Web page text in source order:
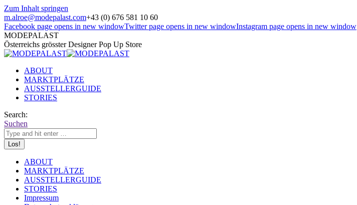
Zum Inhalt springen
m.alroe@modepalast.com+43 (0) 676 581 10 60
Facebook page opens in new windowTwitter page opens in new windowInstagram page opens in new window
MODEPALAST
Österreichs grösster Designer Pop Up Store
ABOUT
MARKTPLÄTZE
AUSSTELLERGUIDE
STORIES
Search:
Suchen
ABOUT
MARKTPLÄTZE
AUSSTELLERGUIDE
STORIES
Impressum